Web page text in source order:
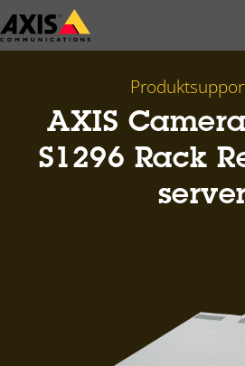
Zum
Hauptinhalt
AXIS
S1296 Rack